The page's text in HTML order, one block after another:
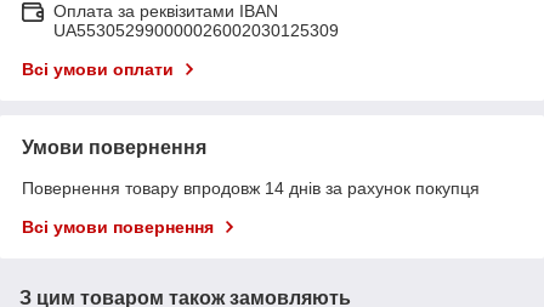
Оплата за реквізитами IBAN
UA553052990000026002030125309
Всі умови оплати
Умови повернення
Повернення товару впродовж 14 днів за рахунок покупця
Всі умови повернення
З цим товаром також замовляють